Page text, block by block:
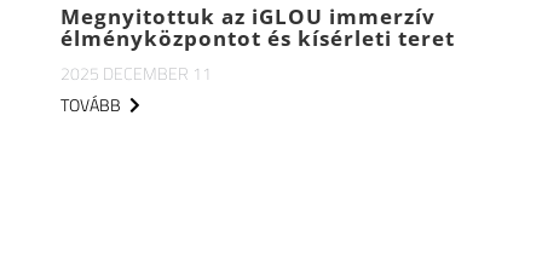
Megnyitottuk az iGLOU immerzív
élményközpontot és kísérleti teret
2025 DECEMBER 11
TOVÁBB